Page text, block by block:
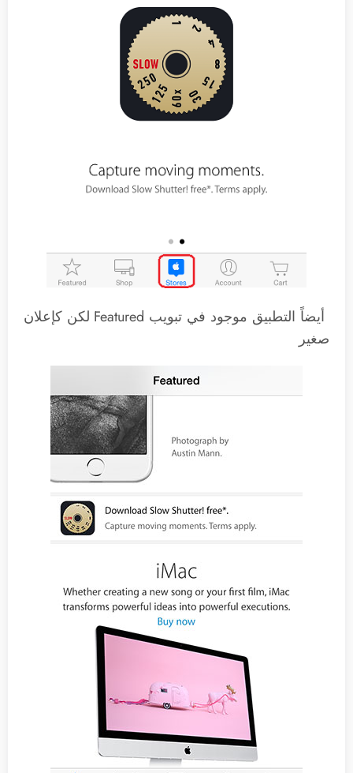
أيضاً التطبيق موجود في تبويب Featured لكن كإعلان
صغير